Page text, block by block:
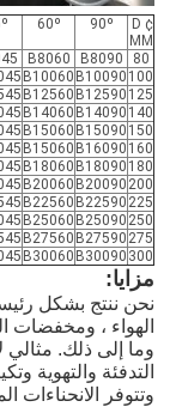
¢ D
MM
90º
60º
80
B8090
B8060
100
B10090
B10060
125
B12590
B12560
140
B14090
B14060
150
B15090
B15060
160
B16090
B15060
180
B18090
B18060
200
B20090
B20060
225
B22590
B22560
250
B25090
B25060
275
B27590
B27560
300
B30090
B30060
مزايا:
نحن ننتج بشكل
الهواء ،
وما إلى ذلك. مثالي
التدفئة والتهوية
وتتوفر